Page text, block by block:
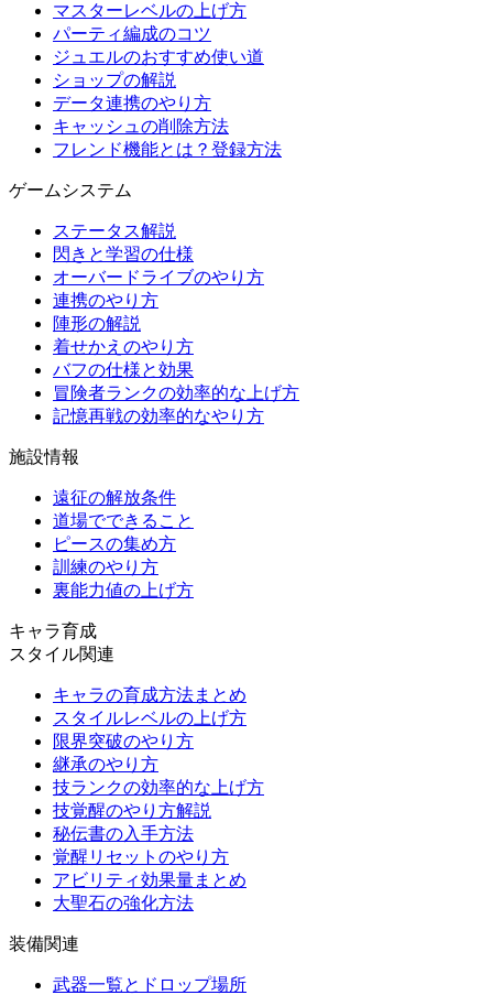
マスターレベルの上げ方
パーティ編成のコツ
ジュエルのおすすめ使い道
ショップの解説
データ連携のやり方
キャッシュの削除方法
フレンド機能とは？登録方法
ゲームシステム
ステータス解説
閃きと学習の仕様
オーバードライブのやり方
連携のやり方
陣形の解説
着せかえのやり方
バフの仕様と効果
冒険者ランクの効率的な上げ方
記憶再戦の効率的なやり方
施設情報
遠征の解放条件
道場でできること
ピースの集め方
訓練のやり方
裏能力値の上げ方
キャラ育成
スタイル関連
キャラの育成方法まとめ
スタイルレベルの上げ方
限界突破のやり方
継承のやり方
技ランクの効率的な上げ方
技覚醒のやり方解説
秘伝書の入手方法
覚醒リセットのやり方
アビリティ効果量まとめ
大聖石の強化方法
装備関連
武器一覧とドロップ場所